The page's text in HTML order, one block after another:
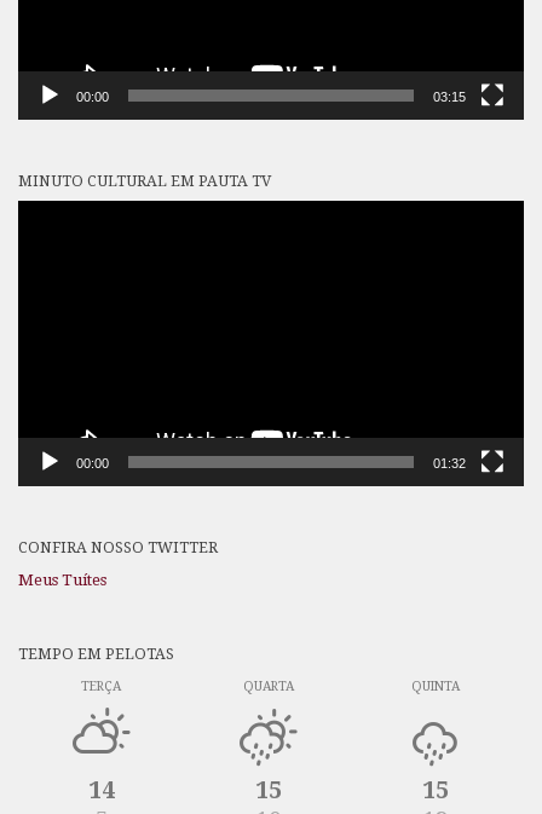
00:00 03:15
MINUTO CULTURAL EM PAUTA TV
00:00 01:32
CONFIRA NOSSO TWITTER
Meus Tuítes
TEMPO EM PELOTAS
TERÇA
14
QUARTA
15
QUINTA
15